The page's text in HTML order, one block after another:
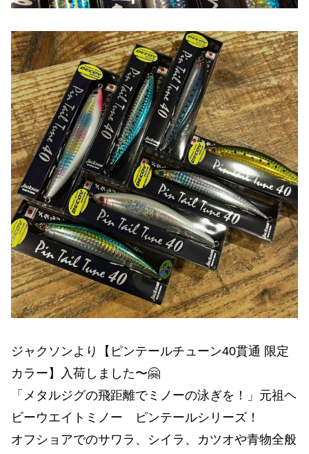
ジャクソンより【ピンテールチューン40貫通 限定
カラー】入荷しました〜🤗
「メタルジグの飛距離でミノーの泳ぎを！」元祖ヘ
ビーウエイトミノー ピンテールシリーズ！
オフショアでのサワラ、シイラ、カツオや青物全般